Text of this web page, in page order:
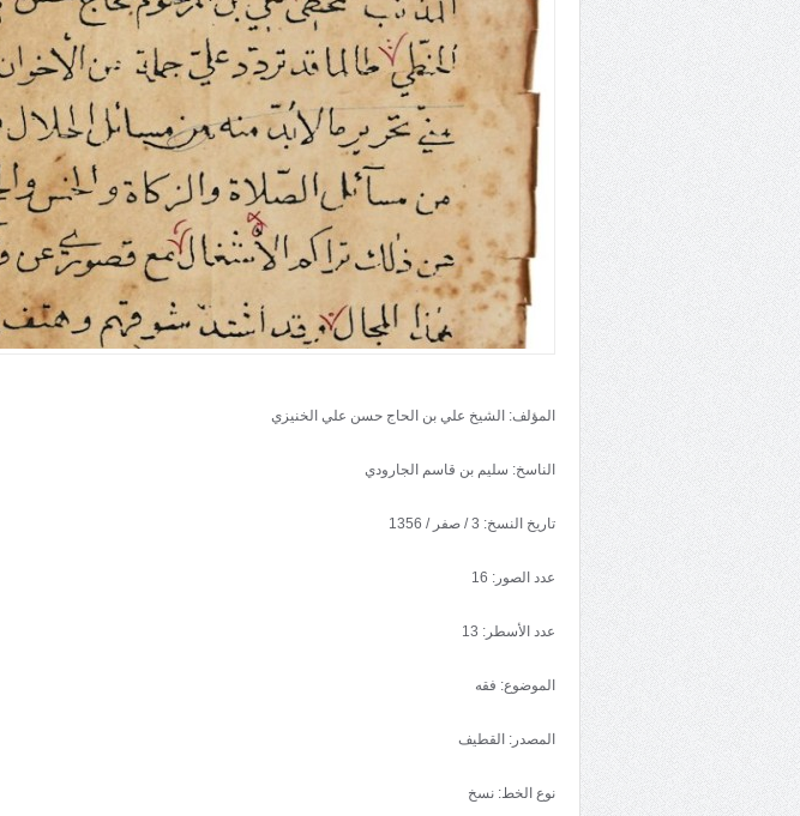
المؤلف: الشيخ علي بن الحاج حسن علي الخنيزي
الناسخ: سليم بن قاسم الجارودي
تاريخ النسخ: 3 / صفر / 1356
عدد الصور: 16
عدد الأسطر: 13
الموضوع: فقه
المصدر: القطيف
نوع الخط: نسخ